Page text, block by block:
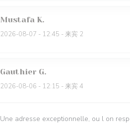
Mustafa K
2026-08-07 - 12:45 - 来宾 2
Gauthier G
2026-08-06 - 12:15 - 来宾 4
Une adresse exceptionnelle, ou l on